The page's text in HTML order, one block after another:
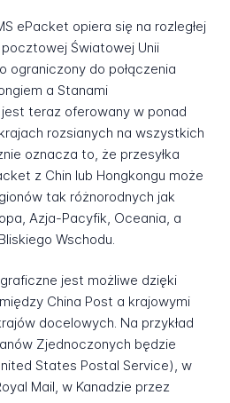
ePacket opiera się na rozległej
Światowej Unii
ograniczony do połączenia
a Stanami
teraz oferowany w ponad
rozsianych na wszystkich
oznacza to, że przesyłka
z Chin lub Hongkongu może
tak różnorodnych jak
Azja-Pacyfik, Oceania, a
Wschodu.
jest możliwe dzięki
China Post a krajowymi
docelowych. Na przykład
Zjednoczonych będzie
States Postal Service), w
Mail, w Kanadzie przez